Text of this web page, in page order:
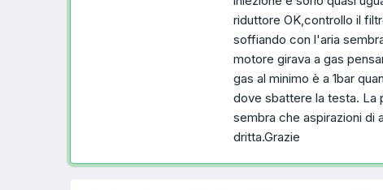
riduttore OK,controllo il
soffiando con l'aria
motore girava a gas
gas al minimo è a 1bar
dove sbattere la testa. La
sembra che aspirazioni di
dritta.Grazie